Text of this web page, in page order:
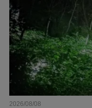
2026/08/08